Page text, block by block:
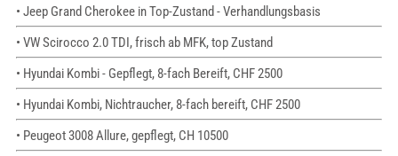
• Jeep Grand Cherokee in Top-Zustand - Verhandlungsbasis
• VW Scirocco 2.0 TDI, frisch ab MFK, top Zustand
• Hyundai Kombi - Gepflegt, 8-fach Bereift, CHF 2500
• Hyundai Kombi, Nichtraucher, 8-fach bereift, CHF 2500
• Peugeot 3008 Allure, gepflegt, CH 10500